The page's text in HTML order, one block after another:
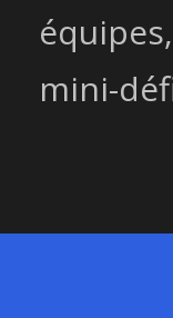
mini-